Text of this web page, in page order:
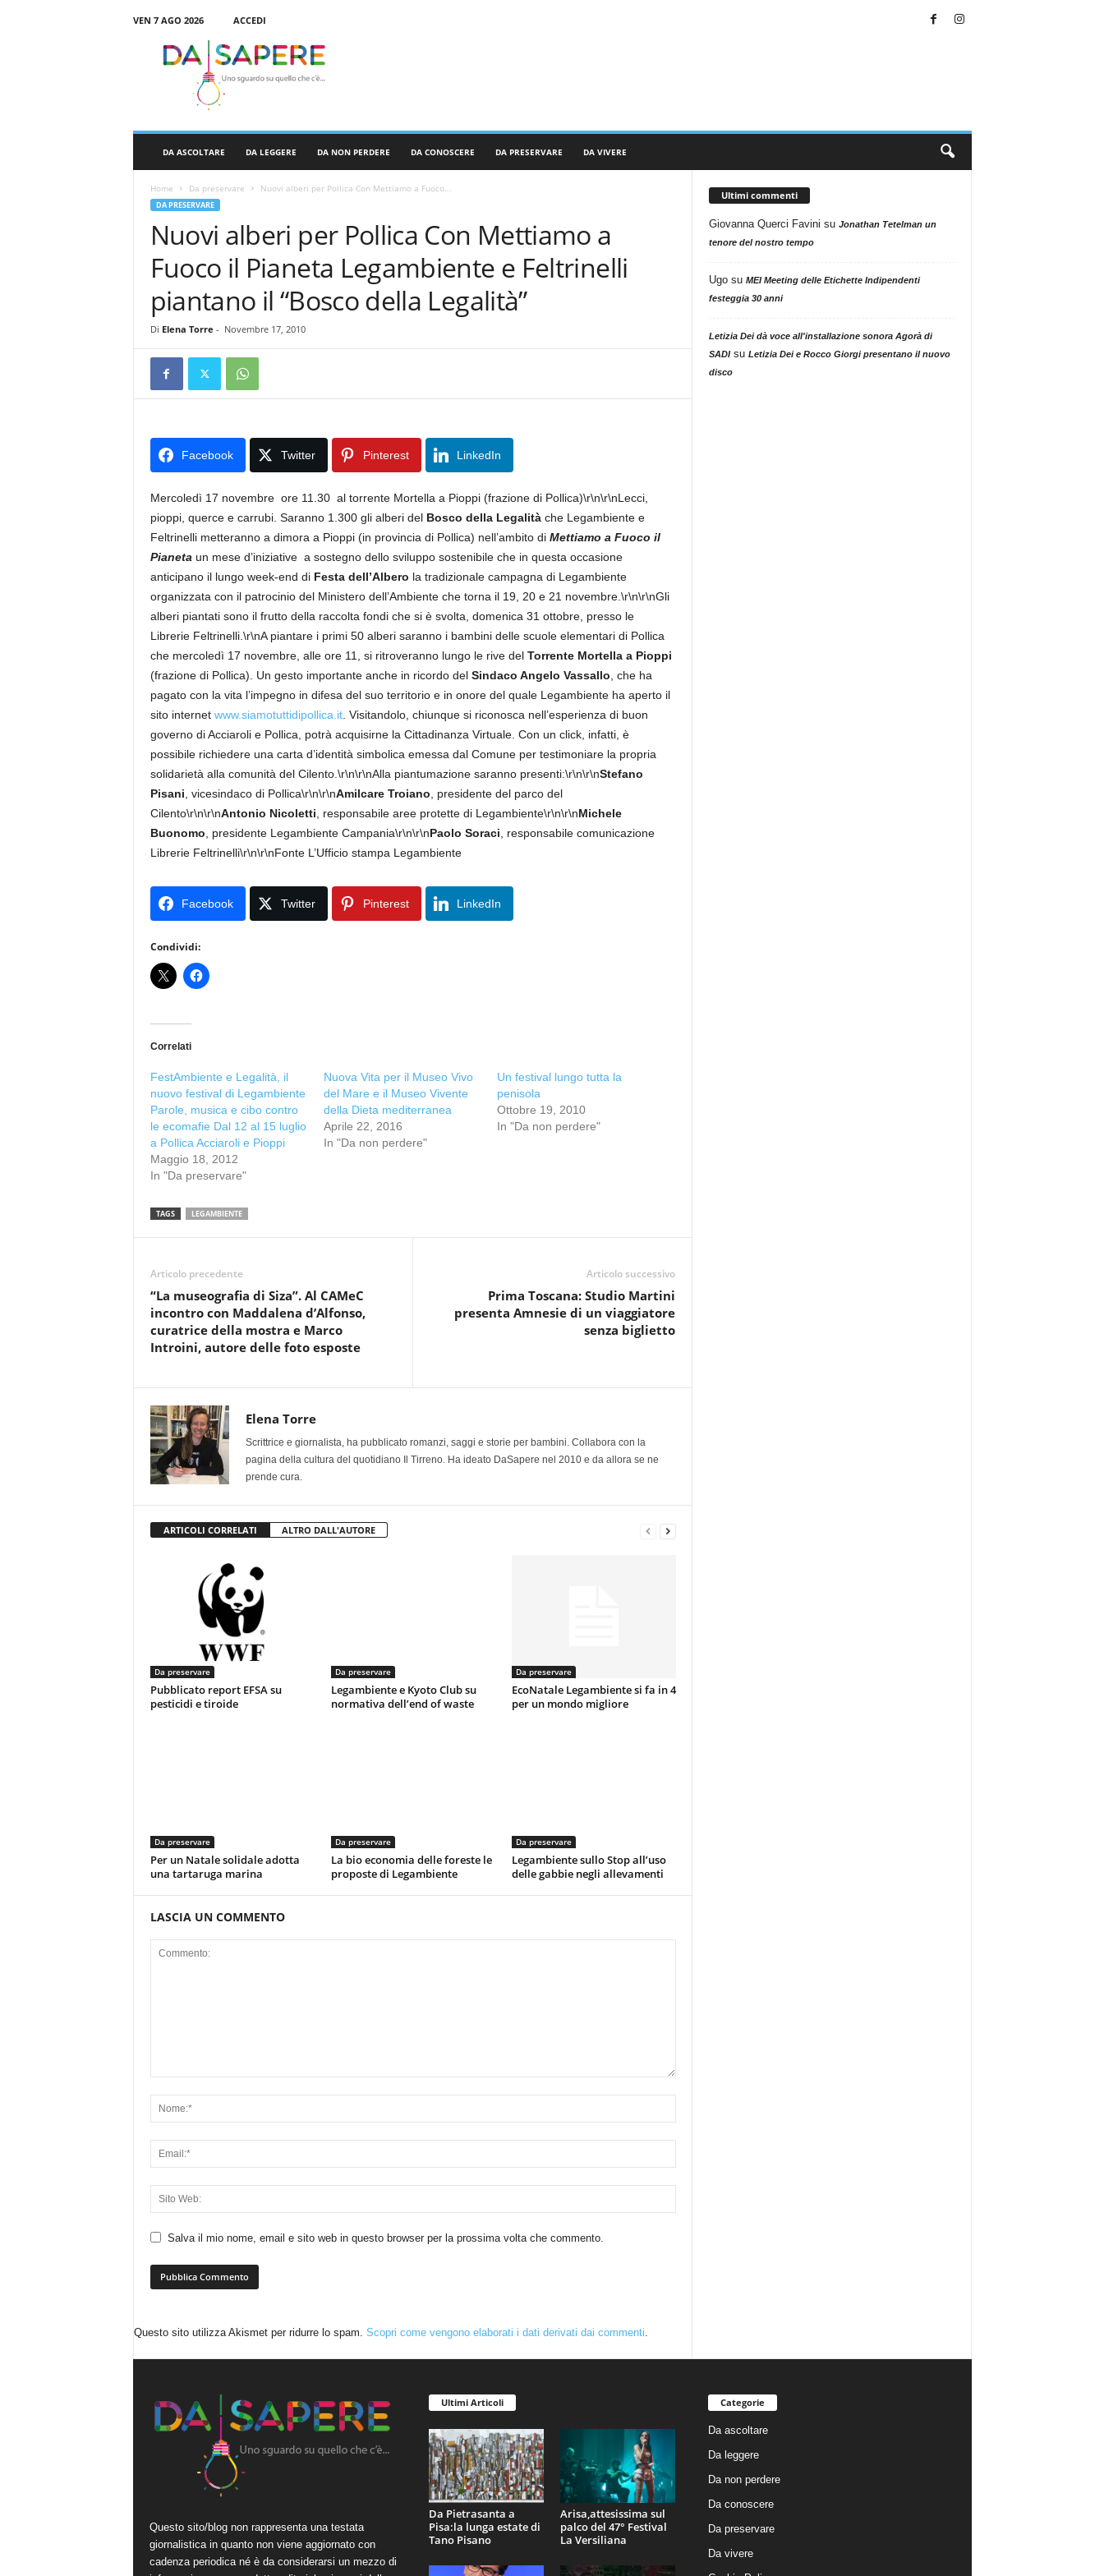
VEN 7 AGO 2026
ACCEDI
DA ASCOLTARE DA LEGGERE DA NON PERDERE DA CONOSCERE DA PRESERVARE DA VIVERE
Home Da preservare Nuovi alberi per Pollica Con Mettiamo a Fuoco...
DA PRESERVARE
Nuovi alberi per Pollica Con Mettiamo a
Fuoco il Pianeta Legambiente e Feltrinelli
piantano il “Bosco della Legalità”
Di Elena Torre - Novembre 17, 2010
Facebook Twitter Pinterest LinkedIn
Mercoledì 17 novembre ore 11.30 al torrente Mortella a Pioppi (frazione di Pollica)\r\n\r\nLecci,
pioppi, querce e carrubi. Saranno 1.300 gli alberi del Bosco della Legalità che Legambiente e
Feltrinelli metteranno a dimora a Pioppi (in provincia di Pollica) nell’ambito di Mettiamo a Fuoco il
Pianeta un mese d’iniziative a sostegno dello sviluppo sostenibile che in questa occasione
anticipano il lungo week-end di Festa dell’Albero la tradizionale campagna di Legambiente
organizzata con il patrocinio del Ministero dell’Ambiente che torna il 19, 20 e 21 novembre.\r\n\r\nGli
alberi piantati sono il frutto della raccolta fondi che si è svolta, domenica 31 ottobre, presso le
Librerie Feltrinelli.\r\nA piantare i primi 50 alberi saranno i bambini delle scuole elementari di Pollica
che mercoledì 17 novembre, alle ore 11, si ritroveranno lungo le rive del Torrente Mortella a Pioppi
(frazione di Pollica). Un gesto importante anche in ricordo del Sindaco Angelo Vassallo , che ha
pagato con la vita l’impegno in difesa del suo territorio e in onore del quale Legambiente ha aperto il
sito internet www.siamotuttidipollica.it. Visitandolo, chiunque si riconosca nell’esperienza di buon
governo di Acciaroli e Pollica, potrà acquisirne la Cittadinanza Virtuale. Con un click, infatti, è
possibile richiedere una carta d’identità simbolica emessa dal Comune per testimoniare la propria
solidarietà alla comunità del Cilento.\r\n\r\nAlla piantumazione saranno presenti:\r\n\r\nStefano
Pisani , vicesindaco di Pollica\r\n\r\nAmilcare Troiano , presidente del parco del
Cilento\r\n\r\nAntonio Nicoletti , responsabile aree protette di Legambiente\r\n\r\nMichele
Buonomo , presidente Legambiente Campania\r\n\r\nPaolo Soraci , responsabile comunicazione
Librerie Feltrinelli\r\n\r\nFonte L’Ufficio stampa Legambiente
Facebook Twitter Pinterest LinkedIn
Condividi:
Correlati
FestAmbiente e Legalità, il
nuovo festival di Legambiente
Parole, musica e cibo contro
le ecomafie Dal 12 al 15 luglio
a Pollica Acciaroli e Pioppi
Maggio 18, 2012
In "Da preservare"
Nuova Vita per il Museo Vivo
del Mare e il Museo Vivente
della Dieta mediterranea
Aprile 22, 2016
In "Da non perdere"
Un festival lungo tutta la
penisola
Ottobre 19, 2010
In "Da non perdere"
TAGS LEGAMBIENTE
Articolo precedente
“La museografia di Siza”. Al CAMeC
incontro con Maddalena d’Alfonso,
curatrice della mostra e Marco
Introini, autore delle foto esposte
Articolo successivo
Prima Toscana: Studio Martini
presenta Amnesie di un viaggiatore
senza biglietto
Elena Torre
Scrittrice e giornalista, ha pubblicato romanzi, saggi e storie per bambini. Collabora con la
pagina della cultura del quotidiano Il Tirreno. Ha ideato DaSapere nel 2010 e da allora se ne
prende cura.
ARTICOLI CORRELATI ALTRO DALL'AUTORE
Da preservare
Pubblicato report EFSA su
pesticidi e tiroide
Da preservare
Legambiente e Kyoto Club su
normativa dell’end of waste
Da preservare
EcoNatale Legambiente si fa in 4
per un mondo migliore
Da preservare
Per un Natale solidale adotta
una tartaruga marina
Da preservare
La bio economia delle foreste le
proposte di Legambiente
Da preservare
Legambiente sullo Stop all’uso
delle gabbie negli allevamenti
LASCIA UN COMMENTO
Salva il mio nome, email e sito web in questo browser per la prossima volta che commento.
Questo sito utilizza Akismet per ridurre lo spam. Scopri come vengono elaborati i dati derivati dai commenti.
Ultimi commenti
Giovanna Querci Favini su Jonathan Tetelman un
tenore del nostro tempo
Ugosu MEI Meeting delle Etichette Indipendenti
festeggia 30 anni
Letizia Dei dà voce all'installazione sonora Agorà di
SADIsu Letizia Dei e Rocco Giorgi presentano il nuovo
disco
Questo sito/blog non rappresenta una testata
giornalistica in quanto non viene aggiornato con
cadenza periodica né è da considerarsi un mezzo di
Ultimi Articoli
Da Pietrasanta a
Pisa:la lunga estate di
Tano Pisano
Arisa,attesissima sul
palco del 47° Festival
La Versiliana
Categorie
Da ascoltare
Da leggere
Da non perdere
Da conoscere
Da preservare
Da vivere